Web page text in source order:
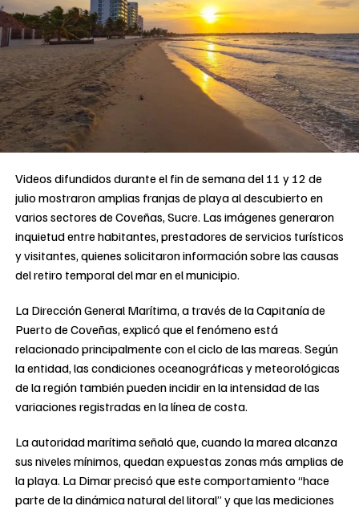
Videos difundidos durante el fin de semana del 11 y 12 de
julio mostraron amplias franjas de playa al descubierto en
varios sectores de Coveñas, Sucre. Las imágenes generaron
inquietud entre habitantes, prestadores de servicios turísticos
y visitantes, quienes solicitaron información sobre las causas
del retiro temporal del mar en el municipio.
La Dirección General Marítima, a través de la Capitanía de
Puerto de Coveñas, explicó que el fenómeno está
relacionado principalmente con el ciclo de las mareas. Según
la entidad, las condiciones oceanográficas y meteorológicas
de la región también pueden incidir en la intensidad de las
variaciones registradas en la línea de costa.
La autoridad marítima señaló que, cuando la marea alcanza
sus niveles mínimos, quedan expuestas zonas más amplias de
la playa. La Dimar precisó que este comportamiento “hace
parte de la dinámica natural del litoral” y que las mediciones